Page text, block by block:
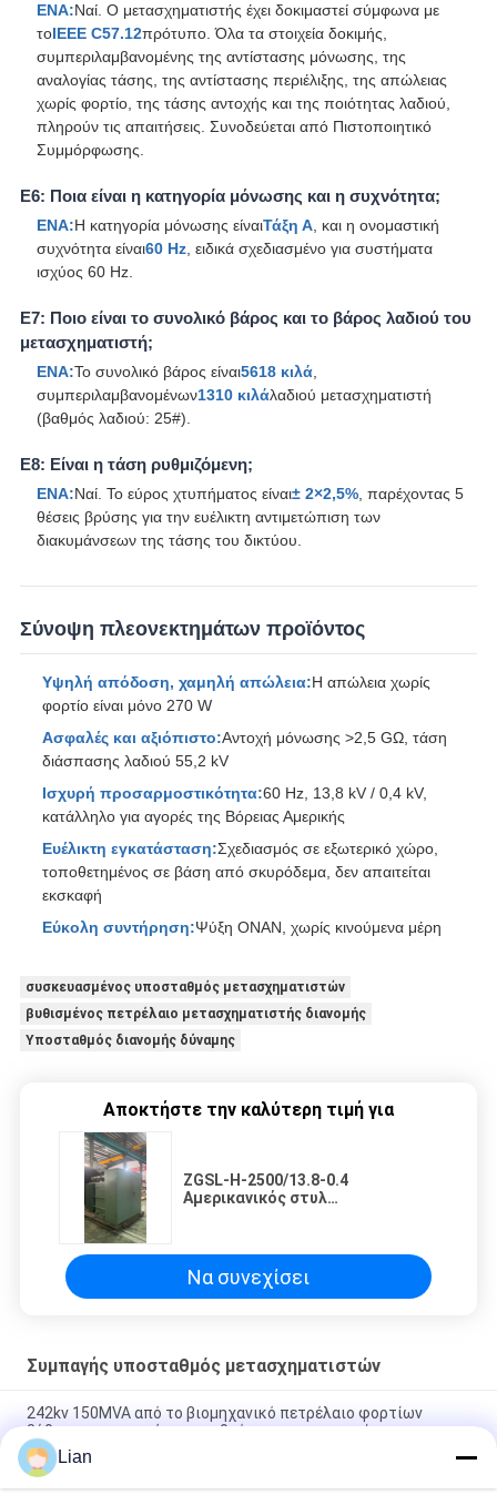
ΕΝΑ:Ναί. Ο μετασχηματιστής έχει δοκιμαστεί σύμφωνα με
τοIEEE C57.12πρότυπο. Όλα τα στοιχεία δοκιμής,
συμπεριλαμβανομένης της αντίστασης μόνωσης, της
αναλογίας τάσης, της αντίστασης περιέλιξης, της απώλειας
χωρίς φορτίο, της τάσης αντοχής και της ποιότητας λαδιού,
πληρούν τις απαιτήσεις. Συνοδεύεται από Πιστοποιητικό
Συμμόρφωσης.
Ε6: Ποια είναι η κατηγορία μόνωσης και η συχνότητα;
ΕΝΑ:Η κατηγορία μόνωσης είναιΤάξη Α, και η ονομαστική
συχνότητα είναι60 Hz, ειδικά σχεδιασμένο για συστήματα
ισχύος 60 Hz.
Ε7: Ποιο είναι το συνολικό βάρος και το βάρος λαδιού του
μετασχηματιστή;
ΕΝΑ:Το συνολικό βάρος είναι5618 κιλά,
συμπεριλαμβανομένων1310 κιλάλαδιού μετασχηματιστή
(βαθμός λαδιού: 25#).
Ε8: Είναι η τάση ρυθμιζόμενη;
ΕΝΑ:Ναί. Το εύρος χτυπήματος είναι± 2×2,5%, παρέχοντας 5
θέσεις βρύσης για την ευέλικτη αντιμετώπιση των
διακυμάνσεων της τάσης του δικτύου.
Σύνοψη πλεονεκτημάτων προϊόντος
Υψηλή απόδοση, χαμηλή απώλεια:Η απώλεια χωρίς
φορτίο είναι μόνο 270 W
Ασφαλές και αξιόπιστο:Αντοχή μόνωσης >2,5 GΩ, τάση
διάσπασης λαδιού 55,2 kV
Ισχυρή προσαρμοστικότητα:60 Hz, 13,8 kV / 0,4 kV,
κατάλληλο για αγορές της Βόρειας Αμερικής
Ευέλικτη εγκατάσταση:Σχεδιασμός σε εξωτερικό χώρο,
τοποθετημένος σε βάση από σκυρόδεμα, δεν απαιτείται
εκσκαφή
Εύκολη συντήρηση:Ψύξη ONAN, χωρίς κινούμενα μέρη
συσκευασμένος υποσταθμός μετασχηματιστών
βυθισμένος πετρέλαιο μετασχηματιστής διανομής
Υποσταθμός διανομής δύναμης
Αποκτήστε την καλύτερη τιμή για
ZGSL-H-2500/13.8-0.4
Αμερικανικός στυλ
Να συνεχίσει
Συμπαγής υποσταθμός μετασχηματιστών
242kv 150MVA από το βιομηχανικό πετρέλαιο φορτίων
βύθισε το συμπαγή υποσταθμό μετασχηματιστών
η σειρά 12kv Zbw προκατασκεύασε το συμπαγή υποσταθμό
μετασχηματιστών με 3 μετασχηματιστές φάσης
Lian